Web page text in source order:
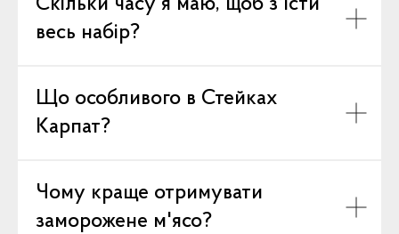
Скільки часу я маю, щоб з'їсти
весь набір?
Що особливого в Стейках
Карпат?
Чому краще отримувати
заморожене м'ясо?